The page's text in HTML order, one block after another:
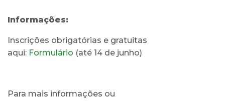
Informações:
Inscrições obrigatórias e gratuitas
aqui: Formulário (até 14 de junho)
Para mais informações ou